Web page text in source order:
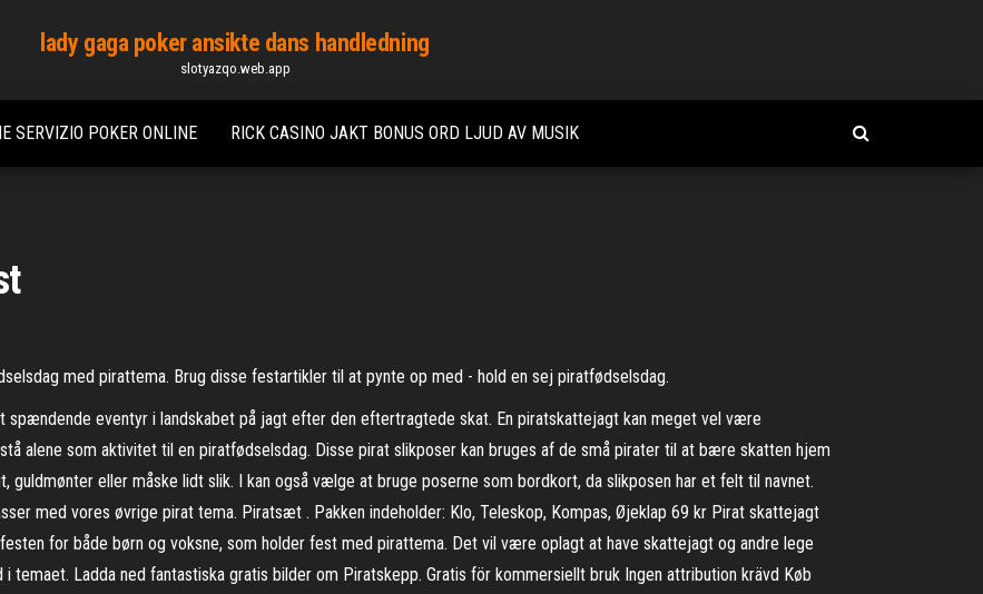
lady gaga poker ansikte dans handledning
slotyazqo.web.app
SERVIZIO POKER ONLINE RICK CASINO JAKT BONUS ORD LJUD AV MUSIK
med pirattema. Brug disse festartikler til at pynte op med - hold en sej piratfødselsdag.
spændende eventyr i landskabet på jagt efter den eftertragtede skat. En piratskattejagt kan meget vel være
alene som aktivitet til en piratfødselsdag. Disse pirat slikposer kan bruges af de små pirater til at bære skatten hjem
eller måske lidt slik. I kan også vælge at bruge poserne som bordkort, da slikposen har et felt til navnet.
med vores øvrige pirat tema. Piratsæt . Pakken indeholder: Klo, Teleskop, Kompas, Øjeklap 69 kr Pirat skattejagt
for både børn og voksne, som holder fest med pirattema. Det vil være oplagt at have skattejagt og andre lege
temaet. Ladda ned fantastiska gratis bilder om Piratskepp. Gratis för kommersiellt bruk Ingen attribution krävd Køb